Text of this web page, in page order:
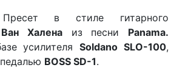
Пресет в стиле гитарного
Халена из песни Panama.
усилителяSoldano SLO-100,
BOSS SD-1.